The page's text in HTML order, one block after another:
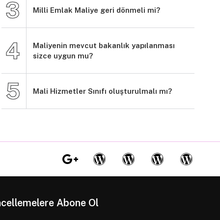
Milli Emlak Maliye geri dönmeli mi?
Maliyenin mevcut bakanlık yapılanması
sizce uygun mu?
Mali Hizmetler Sınıfı oluşturulmalı mı?
Abone Ol